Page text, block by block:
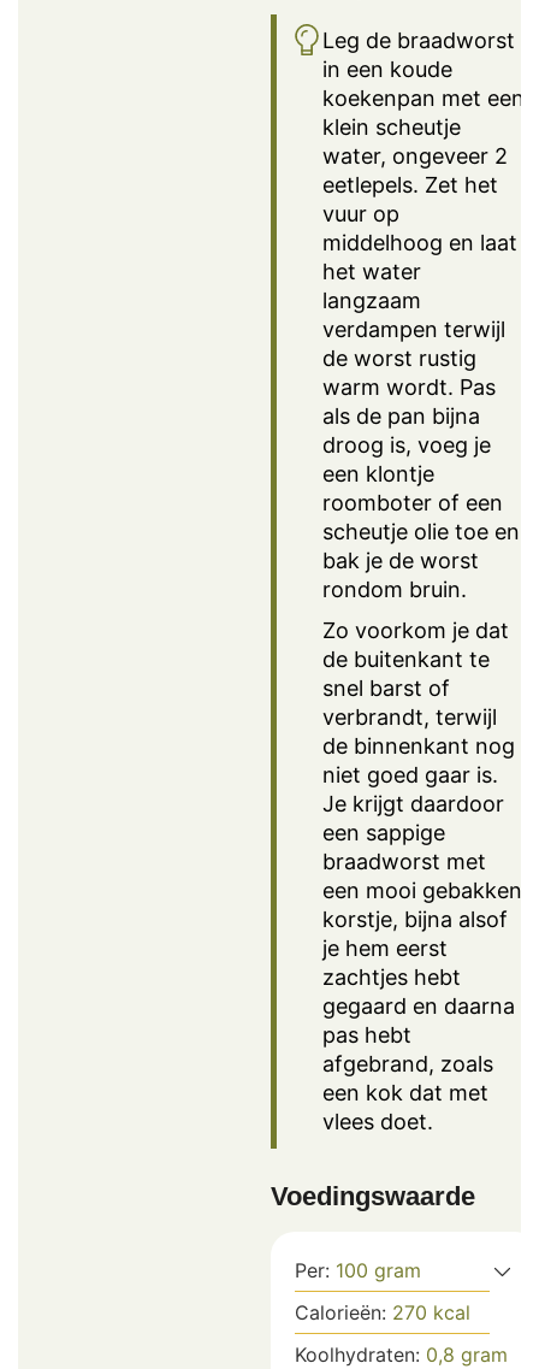
Leg de braadworst
in een koude
koekenpan met een
klein scheutje
water, ongeveer 2
eetlepels. Zet het
vuur op
middelhoog en laat
het water
langzaam
verdampen terwijl
de worst rustig
warm wordt. Pas
als de pan bijna
droog is, voeg je
een klontje
roomboter of een
scheutje olie toe en
bak je de worst
rondom bruin.
Zo voorkom je dat
de buitenkant te
snel barst of
verbrandt, terwijl
de binnenkant nog
niet goed gaar is.
Je krijgt daardoor
een sappige
braadworst met
een mooi gebakken
korstje, bijna alsof
je hem eerst
zachtjes hebt
gegaard en daarna
pas hebt
afgebrand, zoals
een kok dat met
vlees doet.
Voedingswaarde
Per: 100 gram
Calorieën: 270 kcal
Koolhydraten: 0,8 gram